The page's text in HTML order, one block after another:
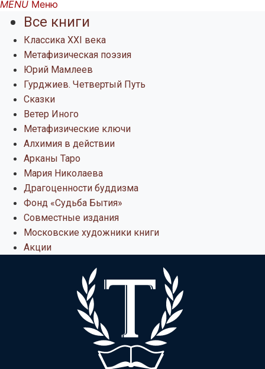
Меню
Все книги
Классика XXI века
Метафизическая поэзия
Юрий Мамлеев
Гурджиев. Четвертый Путь
Сказки
Ветер Иного
Метафизические ключи
Алхимия в действии
Арканы Таро
Мария Николаева
Драгоценности буддизма
Фонд «Судьба Бытия»
Совместные издания
Московские художники книги
Акции